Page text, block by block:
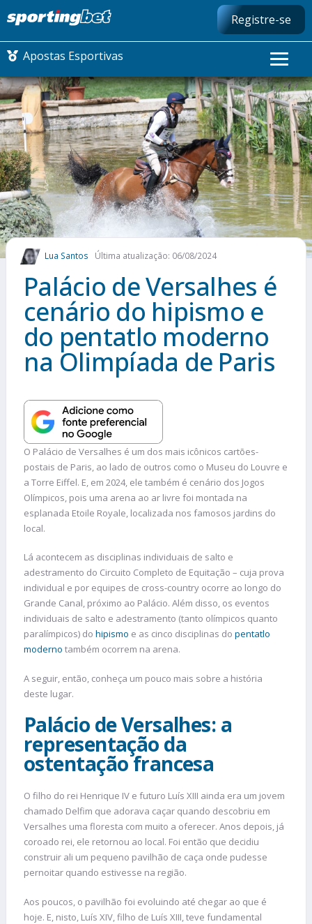
Registre-se
Apostas Esportivas
CONMEBOL LIBERTADORES
FUTEBOL NACIONAL
FUTEBOL INTERNACIONAL
COMO APOSTAR
MAIS ESPORTES
Lua Santos Última atualização: 06/08/2024
Palácio de Versalhes é
cenário do hipismo e
do pentatlo moderno
na Olimpíada de Paris
O Palácio de Versalhes é um dos mais icônicos cartões-
postais de Paris, ao lado de outros como o Museu do Louvre e
a Torre Eiffel. E, em 2024, ele também é cenário dos Jogos
Olímpicos, pois uma arena ao ar livre foi montada na
esplanada Etoile Royale, localizada nos famosos jardins do
local.
Lá acontecem as disciplinas individuais de salto e
adestramento do Circuito Completo de Equitação – cuja prova
individual e por equipes de cross-country ocorre ao longo do
Grande Canal, próximo ao Palácio. Além disso, os eventos
individuais de salto e adestramento (tanto olímpicos quanto
paralímpicos) do hipismo e as cinco disciplinas do pentatlo
moderno também ocorrem na arena.
A seguir, então, conheça um pouco mais sobre a história
deste lugar.
Palácio de Versalhes: a
representação da
ostentação francesa
O filho do rei Henrique IV e futuro Luís XIII ainda era um jovem
chamado Delfim que adorava caçar quando descobriu em
Versalhes uma floresta com muito a oferecer. Anos depois, já
coroado rei, ele retornou ao local. Foi então que decidiu
construir ali um pequeno pavilhão de caça onde pudesse
pernoitar quando estivesse na região.
Aos poucos, o pavilhão foi evoluindo até chegar ao que é
hoje. E, nisto, Luís XIV, filho de Luís XIII, teve fundamental